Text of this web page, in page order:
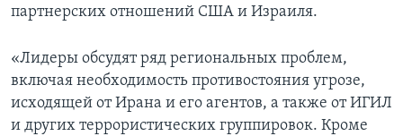
партнерских отношений США и Израиля.
«Лидеры обсудят ряд региональных проблем,
включая необходимость противостояния угрозе,
исходящей от Ирана и его агентов, а также от ИГИЛ
и других террористических группировок. Кроме